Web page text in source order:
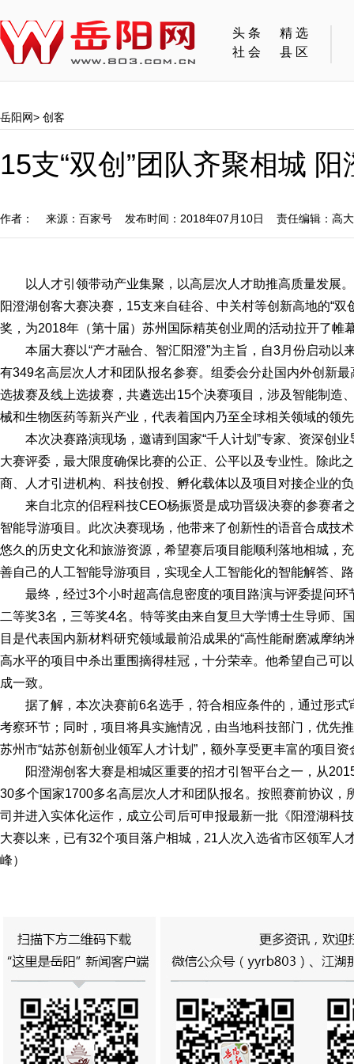
头条
精选
社会
县区
岳阳网> 创客
15支“双创”团队齐聚相城
作者： 来源：百家号 发布时间：2018年07月10日 责任编辑：高
以人才引领带动产业集聚，以高层次人才助推高质量发展
阳澄湖创客大赛决赛，15支来自硅谷、中关村等创新高地的“
奖，为2018年（第十届）苏州国际精英创业周的活动拉开了帷
本届大赛以“产才融合、智汇阳澄”为主旨，自3月份启动
有349名高层次人才和团队报名参赛。组委会分赴国内外创新
选拔赛及线上选拔赛，共遴选出15个决赛项目，涉及智能制造
械和生物医药等新兴产业，代表着国内乃至全球相关领域的领
本次决赛路演现场，邀请到国家“千人计划”专家、资深创
大赛评委，最大限度确保比赛的公正、公平以及专业性。除此
商、人才引进机构、科技创投、孵化载体以及项目对接企业的
来自北京的侣程科技CEO杨振贤是成功晋级决赛的参赛者
智能导游项目。此次决赛现场，他带来了创新性的语音合成技
悠久的历史文化和旅游资源，希望赛后项目能顺利落地相城，
善自己的人工智能导游项目，实现全人工智能化的智能解答、
最终，经过3个小时超高信息密度的项目路演与评委提问
二等奖3名，三等奖4名。特等奖由来自复旦大学博士生导师、
目是代表国内新材料研究领域最前沿成果的“高性能耐磨减摩
高水平的项目中杀出重围摘得桂冠，十分荣幸。他希望自己可
成一致。
据了解，本次决赛前6名选手，符合相应条件的，通过形
考察环节；同时，项目将具实施情况，由当地科技部门，优先
苏州市“姑苏创新创业领军人才计划”，额外享受更丰富的项目资
阳澄湖创客大赛是相城区重要的招才引智平台之一，从
30多个国家1700多名高层次人才和团队报名。按照赛前协议
司并进入实体化运作，成立公司后可申报最新一批《阳澄湖科
大赛以来，已有32个项目落户相城，21人次入选省市区领军人
峰）